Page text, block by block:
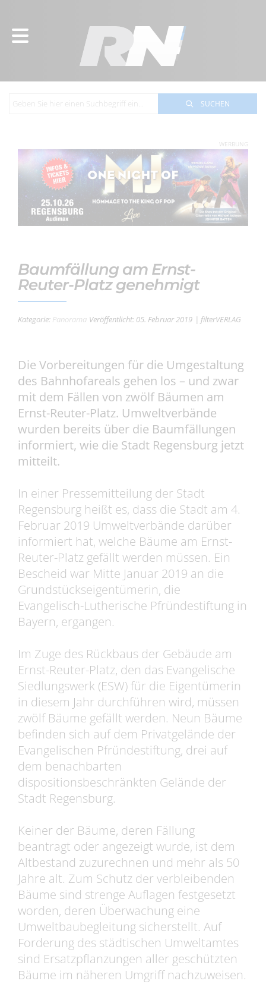
SUCHEN
WERBUNG
Baumfällung am Ernst-
Reuter-Platz genehmigt
Kategorie: Panorama Veröffentlicht: 05. Februar 2019 | filterVERLAG
Die Vorbereitungen für die Umgestaltung
des Bahnhofareals gehen los – und zwar
mit dem Fällen von zwölf Bäumen am
Ernst-Reuter-Platz. Umweltverbände
wurden bereits über die Baumfällungen
informiert, wie die Stadt Regensburg jetzt
mitteilt.
In einer Pressemitteilung der Stadt
Regensburg heißt es, dass die Stadt am 4.
Februar 2019 Umweltverbände darüber
informiert hat, welche Bäume am Ernst-
Reuter-Platz gefällt werden müssen. Ein
Bescheid war Mitte Januar 2019 an die
Grundstückseigentümerin, die
Evangelisch-Lutherische Pfründestiftung in
Bayern, ergangen.
Im Zuge des Rückbaus der Gebäude am
Ernst-Reuter-Platz, den das Evangelische
Siedlungswerk (ESW) für die Eigentümerin
in diesem Jahr durchführen wird, müssen
zwölf Bäume gefällt werden. Neun Bäume
befinden sich auf dem Privatgelände der
Evangelischen Pfründestiftung, drei auf
dem benachbarten
dispositionsbeschränkten Gelände der
Stadt Regensburg.
Keiner der Bäume, deren Fällung
beantragt oder angezeigt wurde, ist dem
Altbestand zuzurechnen und mehr als 50
Jahre alt. Zum Schutz der verbleibenden
Bäume sind strenge Auflagen festgesetzt
worden, deren Überwachung eine
Umweltbaubegleitung sicherstellt. Auf
Forderung des städtischen Umweltamtes
sind Ersatzpflanzungen aller geschützten
Bäume im näheren Umgriff nachzuweisen.